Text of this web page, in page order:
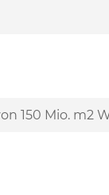
150 Mio. m2